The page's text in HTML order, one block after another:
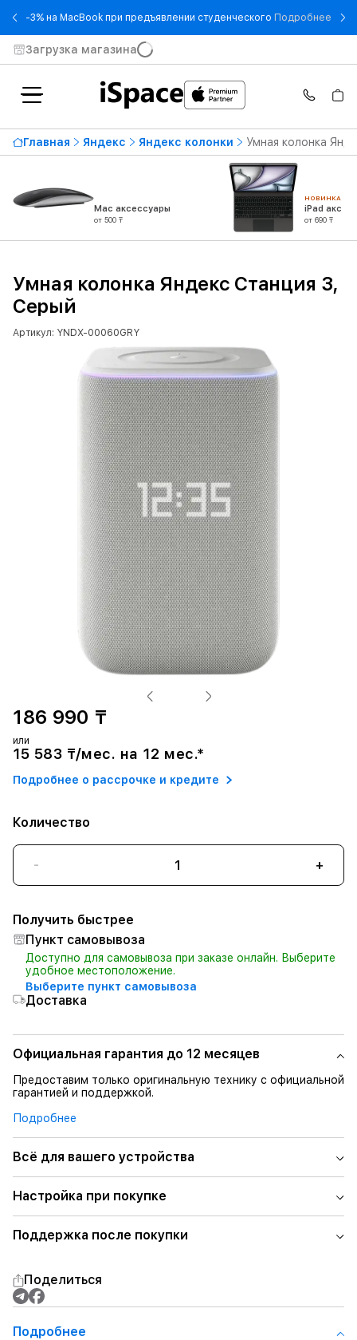
-3% на MacBook при предъявлении студенческого Подробнее - -
Загрузка магазина
Главная Яндекс Яндекс колонки Умная колонка
Mac аксессуары
от 500 ₸
НОВИНКА
iPad
от 690 ₸
Умная колонка Яндекс Станция 3,
Серый
Артикул: YNDX-00060GRY
186 990 ₸
или
15 583 ₸/мес. на 12 мес.*
Подробнее о рассрочке и кредите
Количество
- +
Получить быстрее
Пункт самовывоза
Доступно для самовывоза при заказе онлайн. Выберите
удобное местоположение.
Выберите пункт самовывоза
Доставка
Официальная гарантия до 12 месяцев
Предоставим только оригинальную технику с официальной
гарантией и поддержкой.
Подробнее
Всё для вашего устройства
Настройка при покупке
Поддержка после покупки
Поделиться
Подробнее